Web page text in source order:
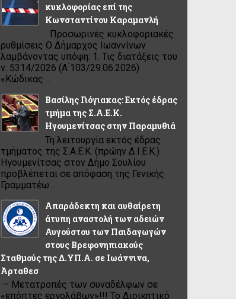
κυκλοφορίας επί της
Κωνσταντίνου Καραμανλή
Προσωρινές κυκλοφοριακές
ρυθμίσεις Ο Δήμαρχος Ιωαννίνων
λαμβάνοντας υπόψη: 1. Τις διατάξεις του
ν. 5314/2026 (Α ́103/29.06.2026)
«Κώδικας ...
Βασίλης Γιόγιακας: Εκτός έδρας
τμήμα της Σ.Α.Ε.Κ.
Ηγουμενίτσας στην Παραμυθιά
Τη λειτουργία εκτός έδρας
τμήματος της Σ.Α.Ε.Κ. (πρώην Δ.Ι.Ε.Κ.)
Ηγουμενίτσας στον Δήμο Σουλίου
προβλέπεται σε απόφαση της Γενικής
Γραμματέω...
Απαράδεκτη και αυθαίρετη
άτυπη αναστολή των αδειών
Αυγούστου των Παιδαγωγών
στους Βρεφονηπιακούς
Σταθμούς της Δ.ΥΠ.Α. σε Ιωάννινα,
Άρταθεσ
– Μετατροπές των συναδέλφων σε
«επόπτες εργολάβων»!!! Το Διοικητικό